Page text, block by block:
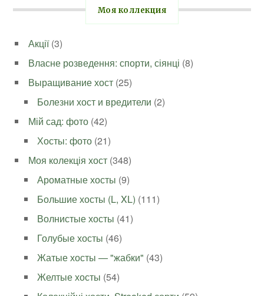
Моя коллекция
Акції(3)
Власне розведення: спорти, сіянці (8)
Выращивание хост (25)
Болезни хост и вредители (2)
Мій сад: фото (42)
Хосты: фото (21)
Моя колекція хост (348)
Ароматные хосты (9)
Большие хосты (L, XL) (111)
Волнистые хосты (41)
Голубые хосты (46)
Жатые хосты — "жабки" (43)
Желтые хосты (54)